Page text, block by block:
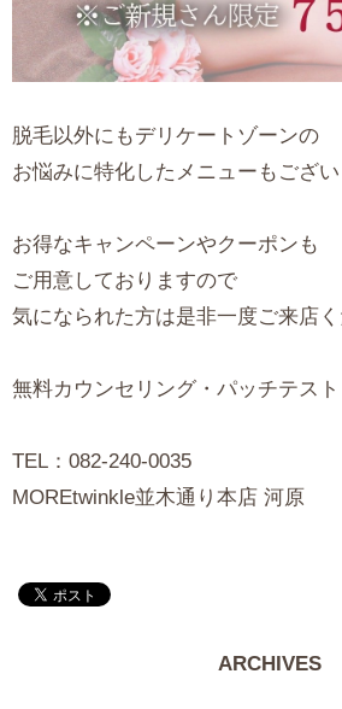
脱毛以外にもデリケートゾーンの
お悩みに特化したメニューもござ
お得なキャンペーンやクーポンも
ご用意しておりますので
気になられた方は是非一度ご来店
無料カウンセリング・パッチテスト
TEL：082-240-0035
MOREtwinkle並木通り本店 河原
ARCHIVES